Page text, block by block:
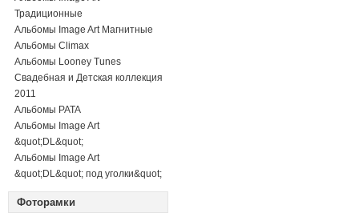
Традиционные
Альбомы Image Art Магнитные
Альбомы Climax
Альбомы Looney Tunes
Свадебная и Детская коллекция
2011
Альбомы PATA
Альбомы Image Art
&quot;DL&quot;
Альбомы Image Art
&quot;DL&quot; под уголки&quot;
Фоторамки